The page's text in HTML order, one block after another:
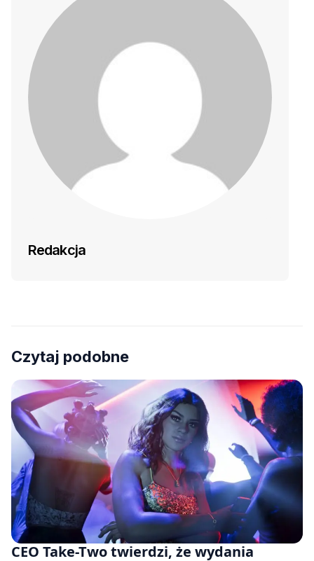
Redakcja
Czytaj podobne
CEO Take-Two twierdzi, że wydania